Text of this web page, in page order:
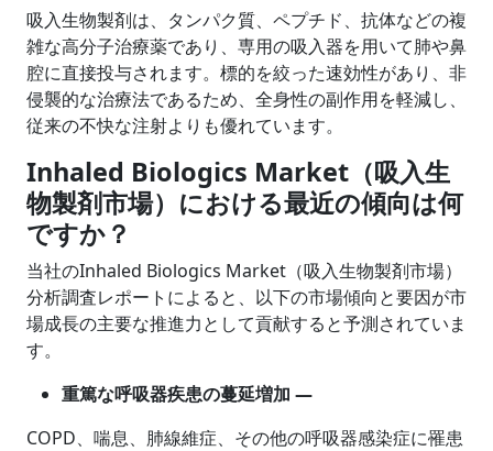
吸入生物製剤は、タンパク質、ペプチド、抗体などの複
雑な高分子治療薬であり、専用の吸入器を用いて肺や鼻
腔に直接投与されます。標的を絞った速効性があり、非
侵襲的な治療法であるため、全身性の副作用を軽減し、
従来の不快な注射よりも優れています。
Inhaled Biologics Market（吸入生
物製剤市場）における最近の傾向は何
ですか？
当社のInhaled Biologics Market（吸入生物製剤市場）
分析調査レポートによると、以下の市場傾向と要因が市
場成長の主要な推進力として貢献すると予測されていま
す。
重篤な呼吸器疾患の蔓延増加 ―
COPD、喘息、肺線維症、その他の呼吸器感染症に罹患